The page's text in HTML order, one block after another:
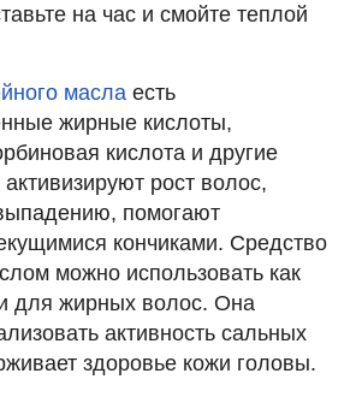
на час и смойте теплой
масла есть
жирные кислоты,
кислота и другие
рост волос,
помогают
кончиками. Средство
можно использовать как
для жирных волос. Она
активность сальных
здоровье кожи головы.